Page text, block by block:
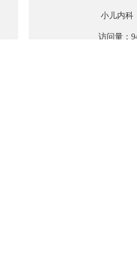
小儿内科
访问量：